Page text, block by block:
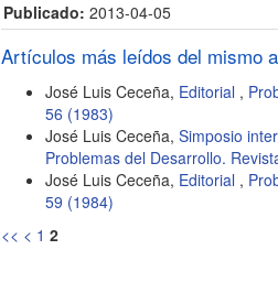
Publicado: 2013-04-05
Artículos más leídos del mismo
José Luis Ceceña, Editorial ,
56 (1983)
José Luis Ceceña, Simposio
Problemas del Desarrollo.
José Luis Ceceña, Editorial ,
59 (1984)
<< < 1 2